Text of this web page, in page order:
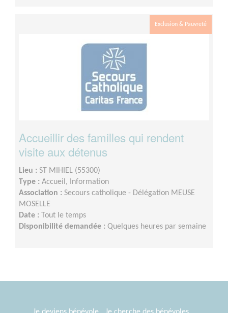
Exclusion & Pauvreté
Accueillir des familles qui rendent
visite aux détenus
Lieu : ST MIHIEL (55300)
Type : Accueil, Information
Association : Secours catholique - Délégation MEUSE
MOSELLE
Date :
Tout le temps
Disponibilité demandée : Quelques heures par semaine